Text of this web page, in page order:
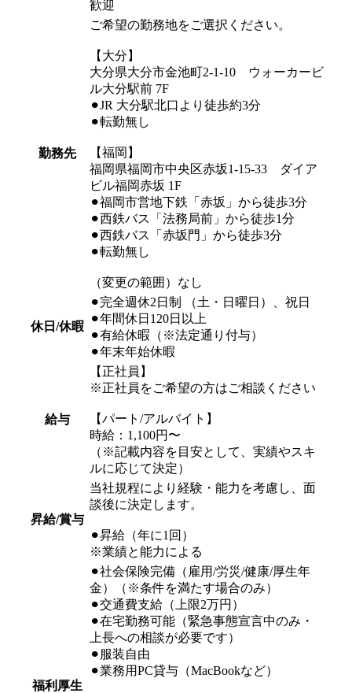
歓迎
勤務先
ご希望の勤務地をご選択ください。
【大分】
大分県大分市金池町2-1-10 ウォーカービ
ル大分駅前 7F
⚫︎JR 大分駅北口より徒歩約3分
⚫︎転勤無し
【福岡】
福岡県福岡市中央区赤坂1-15-33 ダイア
ビル福岡赤坂 1F
⚫︎福岡市営地下鉄「赤坂」から徒歩3分
⚫︎西鉄バス「法務局前」から徒歩1分
⚫︎西鉄バス「赤坂門」から徒歩3分
⚫︎転勤無し
（変更の範囲）なし
休日/休暇
⚫︎完全週休2日制 （土・日曜日）、祝日
⚫︎年間休日120日以上
⚫︎有給休暇（※法定通り付与）
⚫︎年末年始休暇
給与
【正社員】
※正社員をご希望の方はご相談ください
【パート/アルバイト】
時給：1,100円〜
（※記載内容を目安として、実績やスキ
ルに応じて決定）
昇給/賞与
当社規程により経験・能力を考慮し、面
談後に決定します。
⚫︎昇給（年に1回）
※業績と能力による
福利厚生
⚫︎社会保険完備（雇用/労災/健康/厚生年
金）（※条件を満たす場合のみ）
⚫︎交通費支給（上限2万円）
⚫︎在宅勤務可能（緊急事態宣言中のみ・
上長への相談が必要です）
⚫︎服装自由
⚫︎業務用PC貸与（MacBookなど）